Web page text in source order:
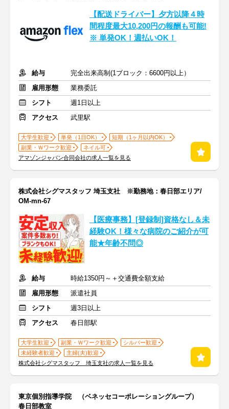
【配送ドライバー】夕方以降４時
間程度最大10,200円の報酬も可能!
※ 単発OK！週払いOK！
給与
完全出来高制(1ブロック：6600円以上）
雇用形態
業務委託
シフト
週1日以上
アクセス
武里駅
大学生歓迎 単発（1日OK）
短期（1ヶ月以内OK）
副業・Ｗワーク歓迎
ネイル可
アマゾンジャパン合同会社の求人一覧を見る
株式会社シグマスタッフ 埼玉支社 ※勤務地：春日部エリア/
OM-mn-67
【医療事務】[登録制]資格なし＆未
経験OK！様々な病院のご紹介が可
能★年齢不問◎
給与
時給1350円～＋交通費全額支給
雇用形態
派遣社員
シフト
週3日以上
アクセス
春日部駅
大学生歓迎 副業・Ｗワーク歓迎
シルバー歓迎
未経験者歓迎
主婦(夫)歓迎
株式会社シグマスタッフ 埼玉支社の求人一覧を見る
東京個別指導学院 （ベネッセコーポレーショングループ）
春日部教室